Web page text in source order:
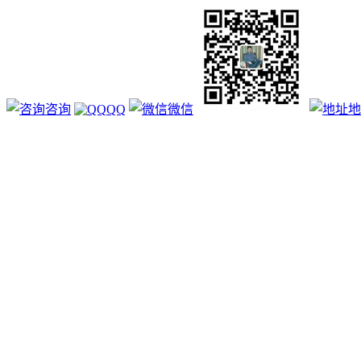
咨询 QQ 微信